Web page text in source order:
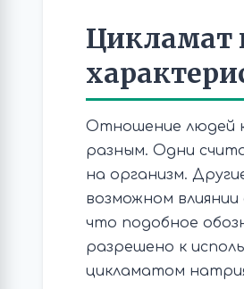
Цикламат
Отношение людей
разным. Одни
на организм.
возможном
что подобное
разрешено к
цикламатом